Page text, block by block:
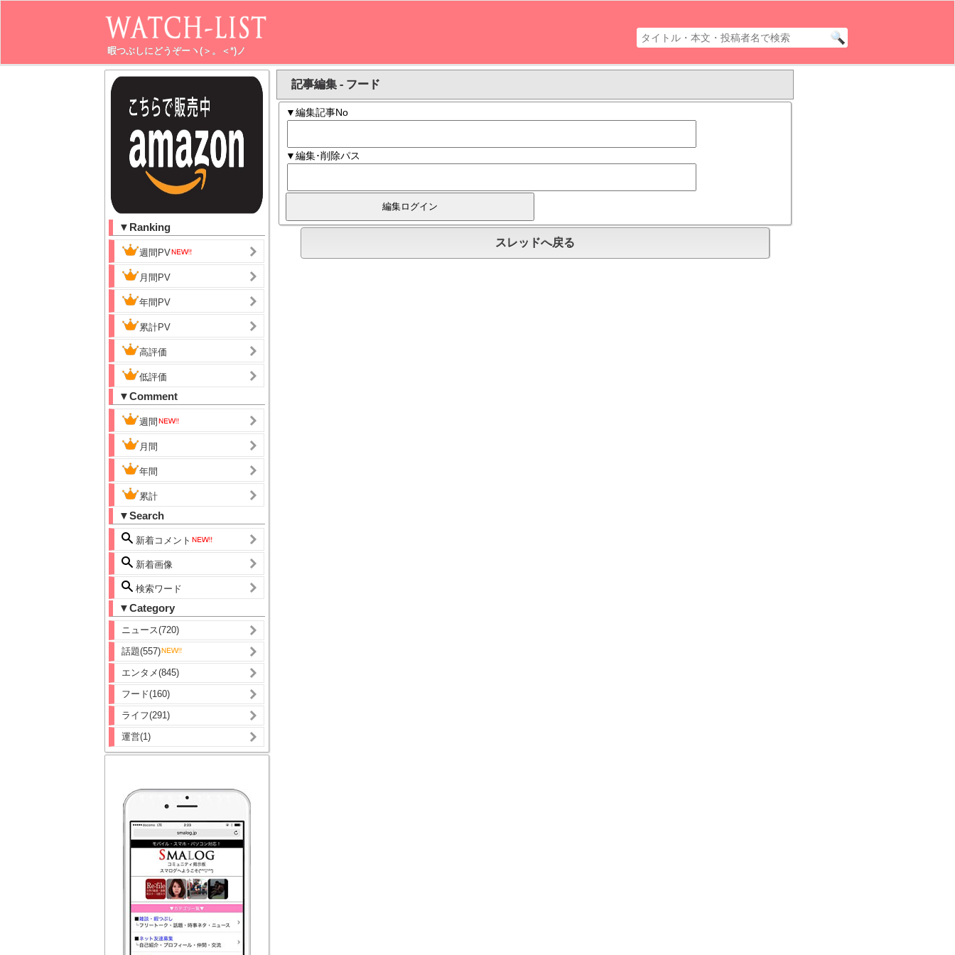
暇つぶしにどうぞーヽ(＞。＜*)ノ
▼Ranking
週間PV
月間PV
年間PV
累計PV
高評価
低評価
▼Comment
週間
月間
年間
累計
▼Search
新着コメント
新着画像
検索ワード
▼Category
ニュース(720)
話題(557)
エンタメ(845)
フード(160)
ライフ(291)
運営(1)
記事編集 - フード
▼編集記事No
▼編集･削除パス
スレッドへ戻る